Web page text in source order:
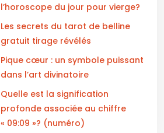
l’horoscope du jour pour vierge?
Les secrets du tarot de belline
gratuit tirage révélés
Pique cœur : un symbole puissant
dans l’art divinatoire
Quelle est la signification
profonde associée au chiffre
« 09:09 »? (numéro)